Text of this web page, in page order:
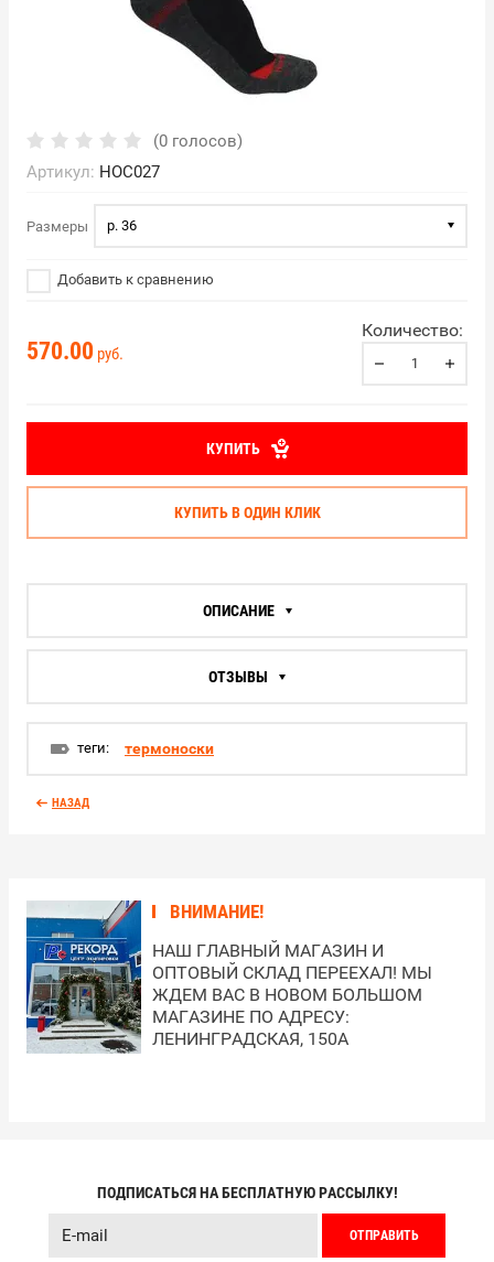
ВНИМАНИЕ!
НАШ ГЛАВНЫЙ МАГАЗИН И
ОПТОВЫЙ СКЛАД ПЕРЕЕХАЛ! МЫ
ЖДЕМ ВАС В НОВОМ БОЛЬШОМ
МАГАЗИНЕ ПО АДРЕСУ:
ЛЕНИНГРАДСКАЯ, 150А
(0 голосов)
Артикул: НОС027
Размеры р. 36
Добавить к сравнению
570.00 руб.
Количество:
КУПИТЬ
КУПИТЬ В ОДИН КЛИК
ОПИСАНИЕ
ОТЗЫВЫ
теги: термоноски
НАЗАД
ПОДПИСАТЬСЯ НА БЕСПЛАТНУЮ РАССЫЛКУ!
ОТПРАВИТЬ